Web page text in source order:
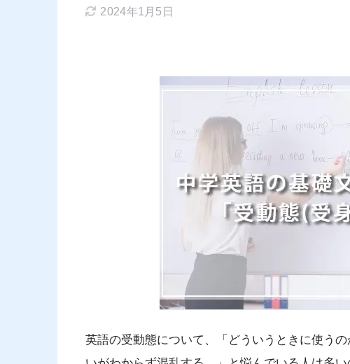
2024年1月5日
英語の受動態について、「どういうときに使う